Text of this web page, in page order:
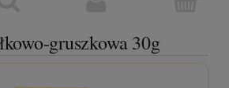
gruszkowa 30g